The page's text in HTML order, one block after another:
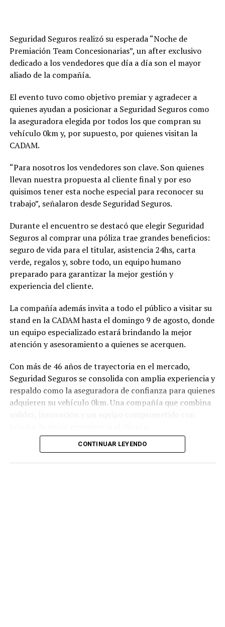
Seguridad Seguros realizó su esperada “Noche de
Premiación Team Concesionarias”, un after exclusivo
dedicado a los vendedores que día a día son el mayor
aliado de la compañía.
El evento tuvo como objetivo premiar y agradecer a
quienes ayudan a posicionar a Seguridad Seguros como
la aseguradora elegida por todos los que compran su
vehículo 0km y, por supuesto, por quienes visitan la
CADAM.
“Para nosotros los vendedores son clave. Son quienes
llevan nuestra propuesta al cliente final y por eso
quisimos tener esta noche especial para reconocer su
trabajo”, señalaron desde Seguridad Seguros.
Durante el encuentro se destacó que elegir Seguridad
Seguros al comprar una póliza trae grandes beneficios:
seguro de vida para el titular, asistencia 24hs, carta
verde, regalos y, sobre todo, un equipo humano
preparado para garantizar la mejor gestión y
experiencia del cliente.
La compañía además invita a todo el público a visitar su
stand en la CADAM hasta el domingo 9 de agosto, donde
un equipo especializado estará brindando la mejor
atención y asesoramiento a quienes se acerquen.
Con más de 46 años de trayectoria en el mercado,
Seguridad Seguros se consolida con amplia experiencia y
respaldo como la aseguradora de confianza para quienes
adquieren su vehículo 0km. Una compañía que combina
CONTINUAR LEYENDO